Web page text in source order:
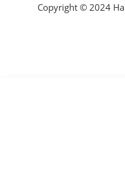
Copyright © 2024